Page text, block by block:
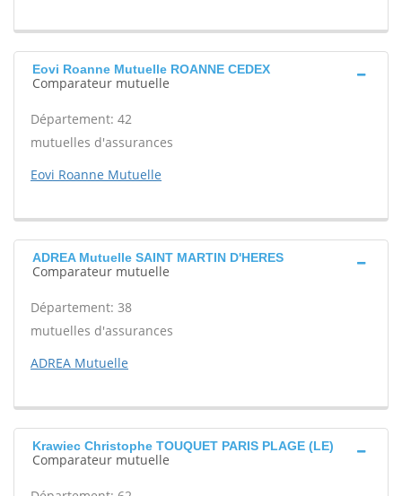
Eovi Roanne Mutuelle ROANNE CEDEX
Comparateur mutuelle
Département: 42
mutuelles d'assurances
Eovi Roanne Mutuelle
ADREA Mutuelle SAINT MARTIN D'HERES
Comparateur mutuelle
Département: 38
mutuelles d'assurances
ADREA Mutuelle
Krawiec Christophe TOUQUET PARIS PLAGE (LE)
Comparateur mutuelle